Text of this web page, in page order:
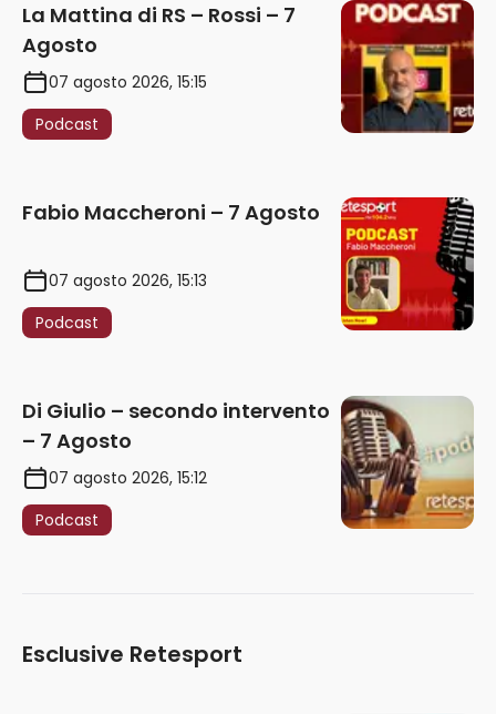
La Mattina di RS – Rossi – 7
Agosto
07 agosto 2026, 15:15
Podcast
Fabio Maccheroni – 7 Agosto
07 agosto 2026, 15:13
Podcast
Di Giulio – secondo intervento
– 7 Agosto
07 agosto 2026, 15:12
Podcast
Esclusive Retesport